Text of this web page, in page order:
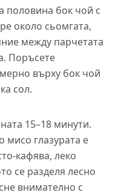
половина бок чой с
около сьомгата,
между парчетата
Поръсете
върху бок чой
сол.
15–18 минути.
мисо глазурата е
кафява, леко
се разделя лесно
внимателно с